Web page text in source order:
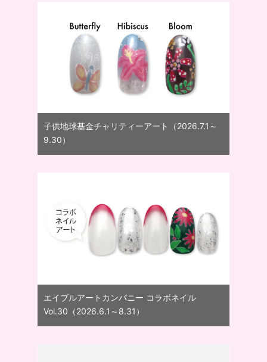
子供地球基金チャリティーアート（2026.7.1～
9.30）
エイブルアートカンパニー コラボネイル
Vol.30（2026.6.1～8.31）